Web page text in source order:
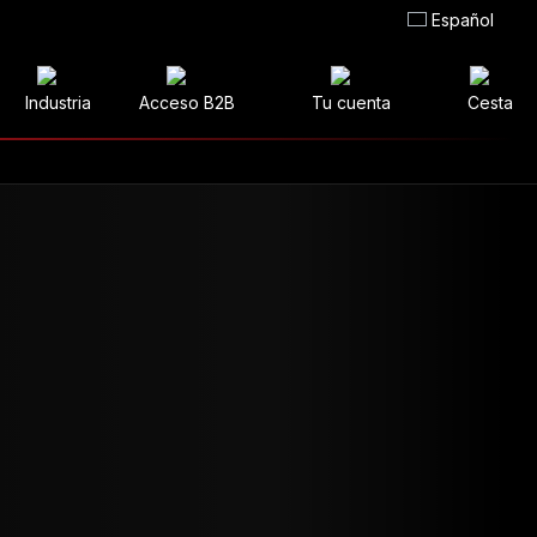
Español
Industria Acceso B2B Tu cuenta Cesta